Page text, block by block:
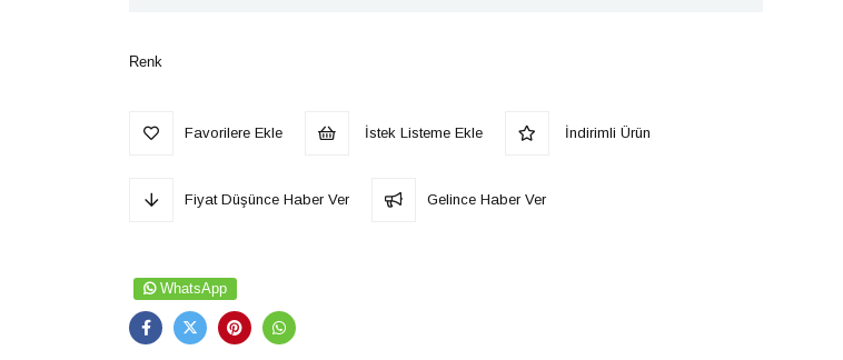
Renk
Favorilere Ekle İstek Listeme Ekle İndirimli Ürün
Fiyat Düşünce Haber Ver Gelince Haber Ver
WhatsApp